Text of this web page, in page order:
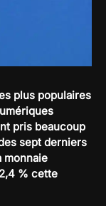
plus populaires
pris beaucoup
sept derniers
monnaie
% cette